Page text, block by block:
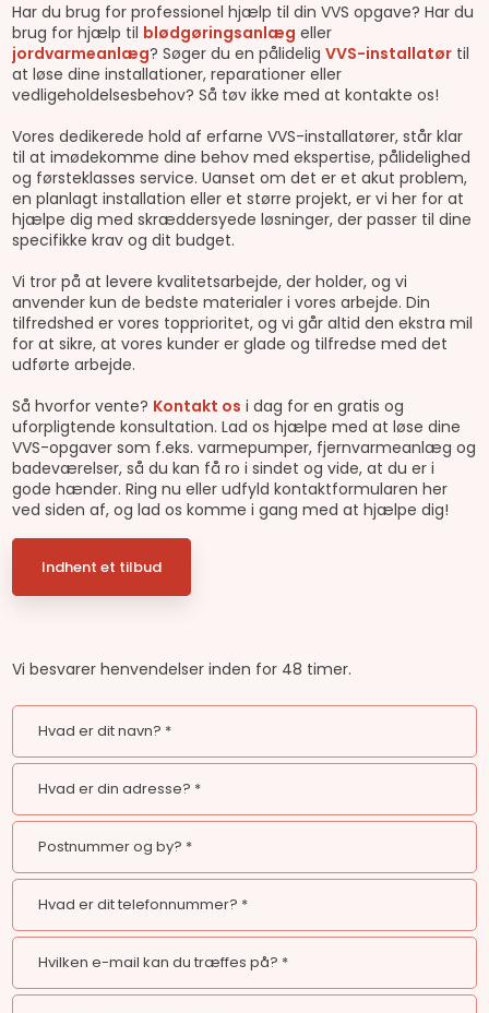
Har du brug for professionel hjælp til din VVS opgave? Har du
brug for hjælp til blødgøringsanlæg eller
jordvarmeanlæg? Søger du en pålidelig VVS-installatørtil
at løse dine installationer, reparationer eller
vedligeholdelsesbehov? Så tøv ikke med at kontakte os!
Vores dedikerede hold af erfarne VVS-installatører, står klar
til at imødekomme dine behov med ekspertise, pålidelighed
og førsteklasses service. Uanset om det er et akut problem,
en planlagt installation eller et større projekt, er vi her for at
hjælpe dig med skræddersyede løsninger, der passer til dine
specifikke krav og dit budget.
Vi tror på at levere kvalitetsarbejde, der holder, og vi
anvender kun de bedste materialer i vores arbejde. Din
tilfredshed er vores topprioritet, og vi går altid den ekstra mil
for at sikre, at vores kunder er glade og tilfredse med det
udførte arbejde.
Så hvorfor vente? Kontakt os i dag for en gratis og
uforpligtende konsultation. Lad os hjælpe med at løse dine
VVS-opgaver som f.eks. varmepumper, fjernvarmeanlæg og
badeværelser, så du kan få ro i sindet og vide, at du er i
gode hænder. Ring nu eller udfyld kontaktformularen her
ved siden af, og lad os komme i gang med at hjælpe dig!
Indhent et tilbud
Vi besvarer henvendelser inden for 48 timer.​​